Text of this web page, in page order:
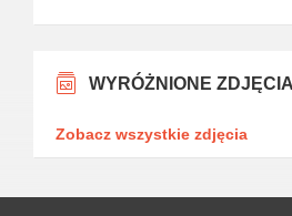
WYRÓŻNIONE ZDJĘCIA
Zobacz wszystkie zdjęcia